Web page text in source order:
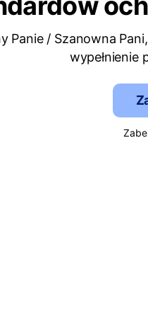
Panie / Szanowna
wypełnienie